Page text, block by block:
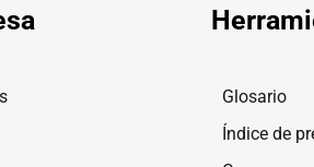
Glosario
Índice de